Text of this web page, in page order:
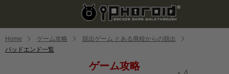
Mute
Home ゲーム攻略
脱出ゲーム とある廃校からの脱出
バッドエンド一覧
ゲーム攻略